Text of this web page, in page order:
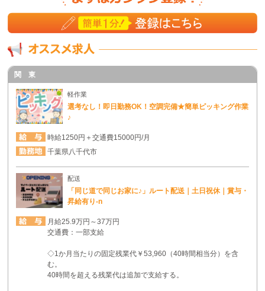
関 東
軽作業
選考なし！即日勤務OK！空調完備★簡単ピッキング作業
♪
時給1250円＋交通費15000円/月
千葉県八千代市
配送
「同じ道で同じお家に♪」ルート配送｜土日祝休｜賞与・
昇給有り-n
月給25.9万円～37万円
交通費：一部支給
◇1か月当たりの固定残業代￥53,960（40時間相当分）を含
む。
40時間を超える残業代は追加で支給する。